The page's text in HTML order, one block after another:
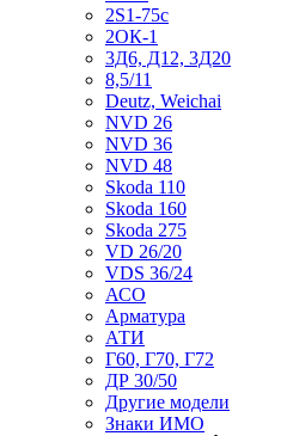
2S1-75с
2ОК-1
3Д6, Д12, 3Д20
8,5/11
Deutz, Weichai
NVD 26
NVD 36
NVD 48
Skoda 110
Skoda 160
Skoda 275
VD 26/20
VDS 36/24
АСО
Арматура
АТИ
Г60, Г70, Г72
ДР 30/50
Другие модели
Знаки ИМО